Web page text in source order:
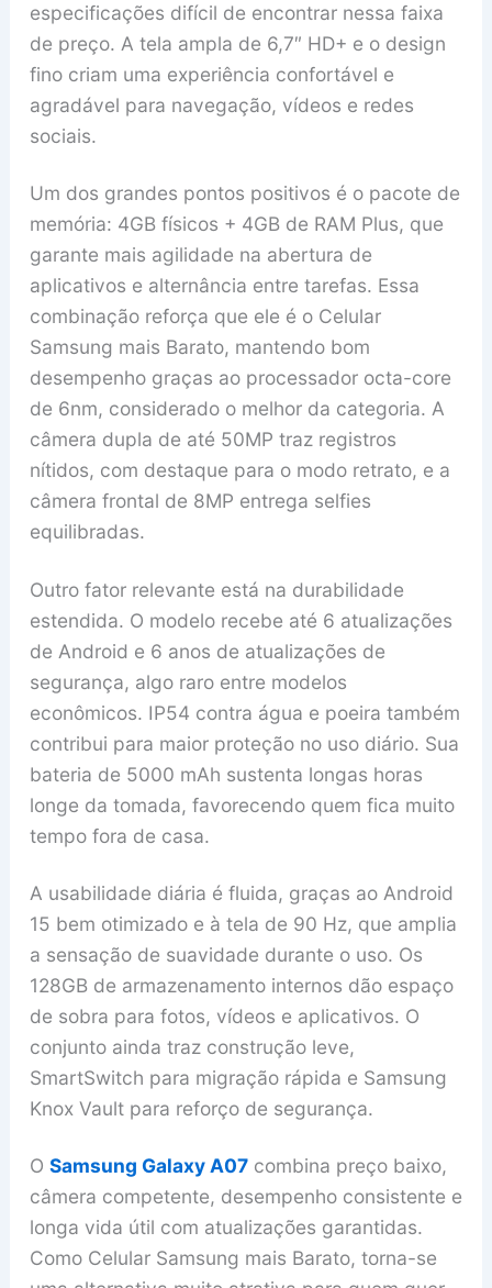
especificações difícil de encontrar nessa faixa
de preço. A tela ampla de 6,7″ HD+ e o design
fino criam uma experiência confortável e
agradável para navegação, vídeos e redes
sociais.
Um dos grandes pontos positivos é o pacote de
memória: 4GB físicos + 4GB de RAM Plus, que
garante mais agilidade na abertura de
aplicativos e alternância entre tarefas. Essa
combinação reforça que ele é o Celular
Samsung mais Barato, mantendo bom
desempenho graças ao processador octa-core
de 6nm, considerado o melhor da categoria. A
câmera dupla de até 50MP traz registros
nítidos, com destaque para o modo retrato, e a
câmera frontal de 8MP entrega selfies
equilibradas.
Outro fator relevante está na durabilidade
estendida. O modelo recebe até 6 atualizações
de Android e 6 anos de atualizações de
segurança, algo raro entre modelos
econômicos. IP54 contra água e poeira também
contribui para maior proteção no uso diário. Sua
bateria de 5000 mAh sustenta longas horas
longe da tomada, favorecendo quem fica muito
tempo fora de casa.
A usabilidade diária é fluida, graças ao Android
15 bem otimizado e à tela de 90 Hz, que amplia
a sensação de suavidade durante o uso. Os
128GB de armazenamento internos dão espaço
de sobra para fotos, vídeos e aplicativos. O
conjunto ainda traz construção leve,
SmartSwitch para migração rápida e Samsung
Knox Vault para reforço de segurança.
O Samsung Galaxy A07combina preço baixo,
câmera competente, desempenho consistente e
longa vida útil com atualizações garantidas.
Como Celular Samsung mais Barato, torna-se